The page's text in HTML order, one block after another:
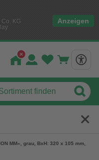
KG
Anzeigen
MM«, grau, BxH: 320 x 105 mm,